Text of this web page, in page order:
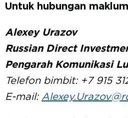
Untuk hubungan
Alexey Urazov
Russian Direct
Pengarah Komunikasi
Telefon bimbit: +7 915
E-mail: